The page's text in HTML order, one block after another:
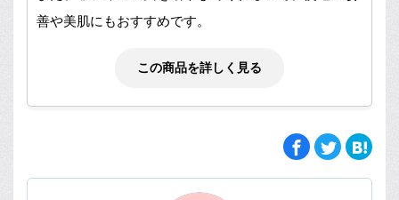
善や美肌にもおすすめです。
この商品を詳しく見る